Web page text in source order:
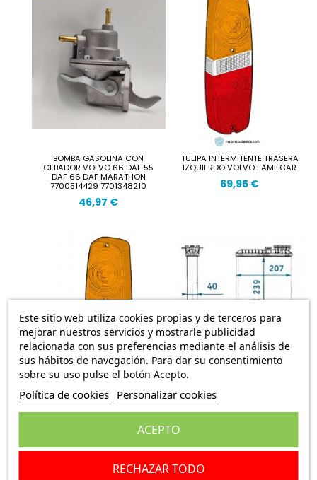
BOMBA GASOLINA CON
CEBADOR VOLVO 66 DAF 55
DAF 66 DAF MARATHON
7700514429 7701348210
46,97 €
TULIPA INTERMITENTE TRASERA
IZQUIERDO VOLVO FAMILCAR
69,95 €
Este sitio web utiliza cookies propias y de terceros para
mejorar nuestros servicios y mostrarle publicidad
relacionada con sus preferencias mediante el análisis de
sus hábitos de navegación. Para dar su consentimiento
sobre su uso pulse el botón Acepto.
Política de cookies Personalizar cookies
RECHAZAR TODO
ACEPTO